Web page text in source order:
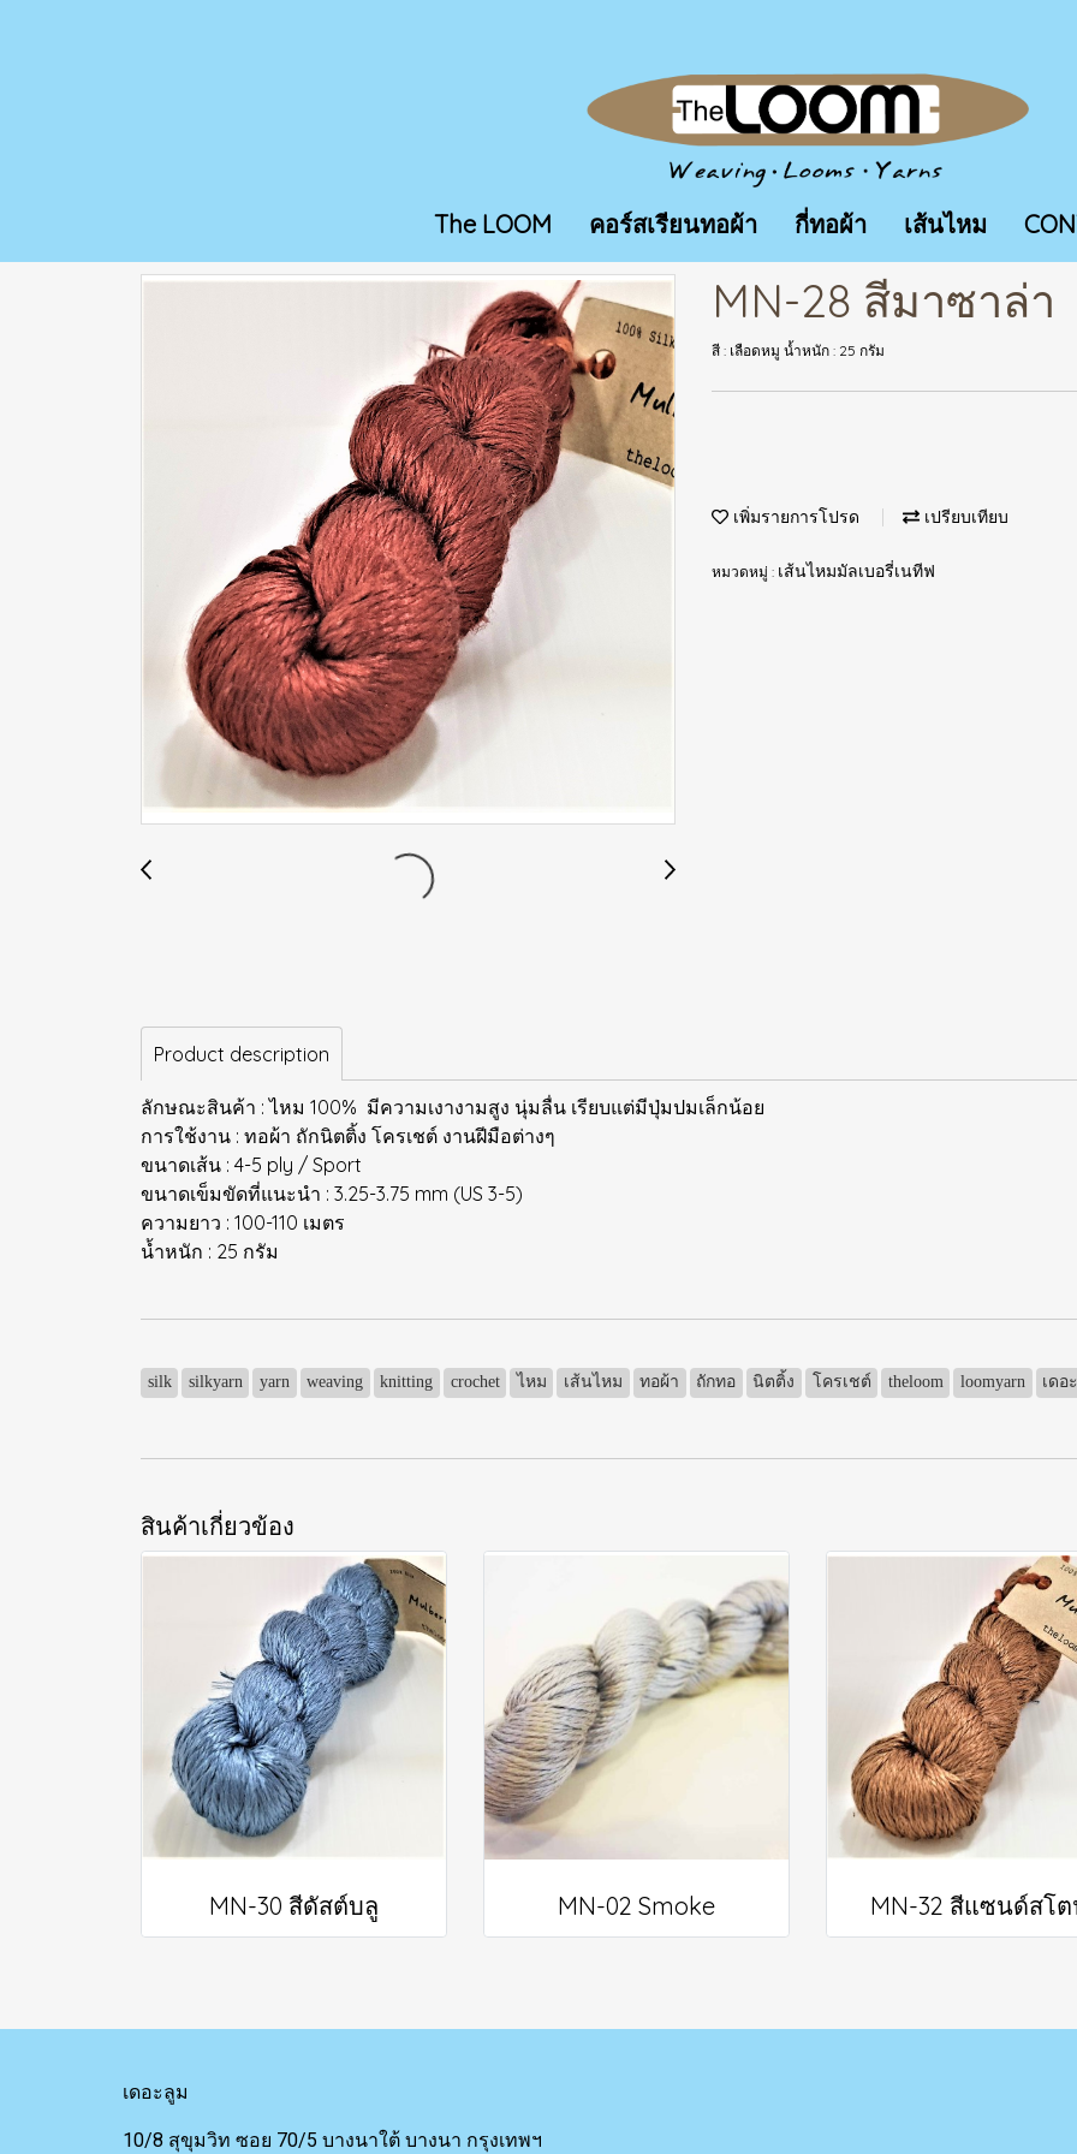
The LOOM คอร์สเรียนทอผ้า กี่ทอผ้า เส้นไหม
MN-28 สีมาซาล่า
สี : เลือดหมู น้ำหนัก : 25 กรัม
เพิ่มรายการโปรด เปรียบเทียบ
หมวดหมู่ : เส้นไหมมัลเบอรี่เนทีฟ
Product description
ลักษณะสินค้า : ไหม 100% มีความเงางามสูง นุ่มลื่น เรียบแต่มีปุ่มปมเล็กน้อย
การใช้งาน : ทอผ้า ถักนิตติ้ง โครเชต์ งานฝีมือต่างๆ
ขนาดเส้น : 4-5 ply / Sport
ขนาดเข็มขัดที่แนะนำ : 3.25-3.75 mm (US 3-5)
ความยาว : 100-110 เมตร
น้ำหนัก : 25 กรัม
silk silkyarn yarn weaving knitting crochet ไหม เส้นไหม ทอผ้า ถักทอ นิตติ้ง โครเชต์ theloom loomyarn เดอ
สินค้าเกี่ยวข้อง
MN-30 สีดัสต์บลู MN-02 Smoke MN-32 สีแซนด์สโ
เดอะลูม
10/8 สุขุมวิท ซอย 70/5 บางนาใต้ บางนา กรุงเทพฯ